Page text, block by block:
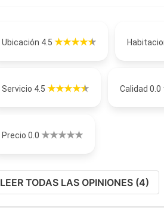
Ubicación 4.5
Servicio 4.5 Calidad 0.0
Precio 0.0
LEER TODAS LAS OPINIONES (4)